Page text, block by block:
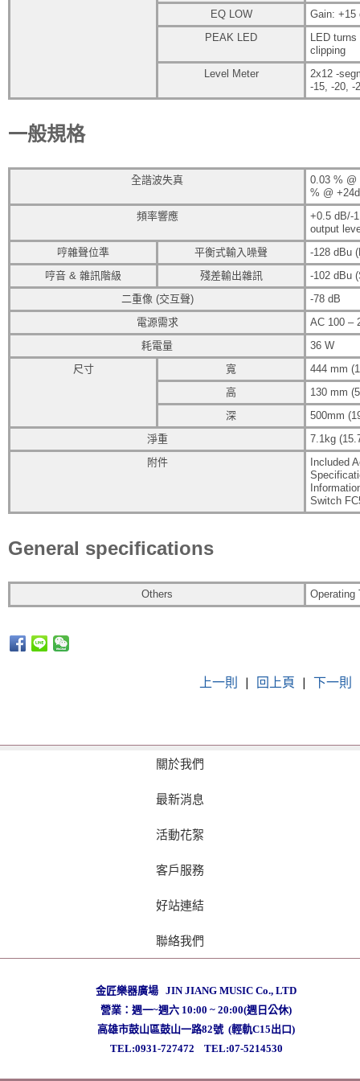
EQ LOW
Gain: +15
PEAK LED
LED
clipping
Level Meter
2x12 -
-15, -20, -
一般規格
全諧波失真
0.03 % @
% @
頻率響應
+0.5 dB/-
output
哼雜聲位準
平衡式輸入噪聲
-128 dBu
哼音 & 雜訊階級
殘差輸出雜訊
-102 dBu
二重像 (交互聲)
-78 dB
電源需求
AC 100 –
耗電量
36 W
尺寸
寬
444 mm
高
130 mm
深
500mm
淨重
7.1kg
附件
Included
Switch
General specifications
Others Operating
上一則 | 回上頁 | 下一則
關於我們
最新消息
活動花絮
客戶服務
好站連結
聯絡我們
金匠樂器廣場 JIN JIANG MUSIC Co., LTD
營業：週一~週六 10:00 ~ 20:00(週日公休)
高雄市鼓山區鼓山一路82號 (輕軌C15出口)
TEL:0931-727472
TEL:07-5214530